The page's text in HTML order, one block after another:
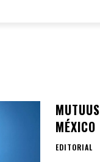
MÉXICO
EDITORIAL